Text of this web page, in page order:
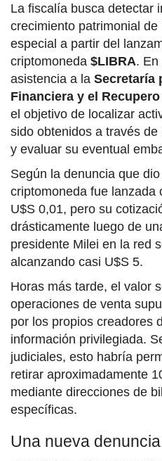
La fiscalía busca detectar
crecimiento patrimonial de
especial a partir del
criptomoneda $LIBRA. En
asistencia a la Secretaría
Financiera y el
el objetivo de localizar
sido obtenidos a través
y evaluar su eventual
Según la denuncia que
criptomoneda fue lanzada
U$S 0,01, pero su
drásticamente luego de
presidente Milei en la red
alcanzando casi U$S 5.
Horas más tarde, el valor
operaciones de venta
por los propios creadores
información privilegiada.
judiciales, esto habría
retirar aproximadamente
mediante direcciones de
específicas.
Una nueva